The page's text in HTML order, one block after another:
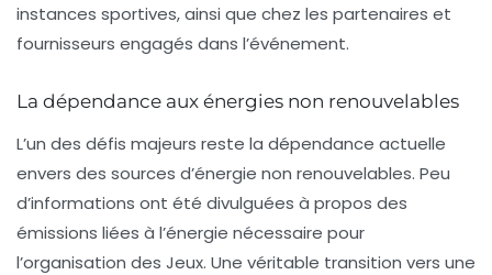
instances sportives, ainsi que chez les partenaires et
fournisseurs engagés dans l’événement.
La dépendance aux énergies non renouvelables
L’un des défis majeurs reste la dépendance actuelle
envers des sources d’énergie non renouvelables. Peu
d’informations ont été divulguées à propos des
émissions liées à l’énergie nécessaire pour
l’organisation des Jeux. Une véritable transition vers une